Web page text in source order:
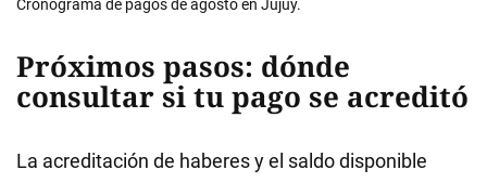
Cronograma de pagos de agosto en Jujuy.
Próximos pasos: dónde
consultar si tu pago se acreditó
La acreditación de haberes y el saldo disponible